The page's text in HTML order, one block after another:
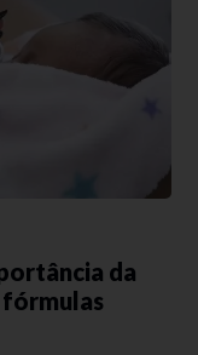
da
fórmulas